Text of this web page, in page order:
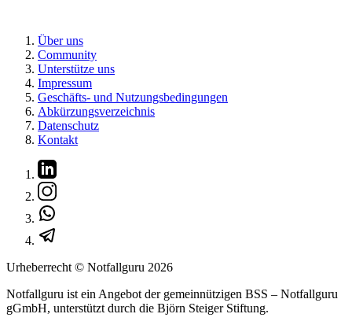
Über uns
Community
Unterstütze uns
Impressum
Geschäfts- und Nutzungsbedingungen
Abkürzungsverzeichnis
Datenschutz
Kontakt
Urheberrecht © Notfallguru 2026
Notfallguru ist ein Angebot der gemeinnützigen BSS – Notfallguru
gGmbH, unterstützt durch die Björn Steiger Stiftung.